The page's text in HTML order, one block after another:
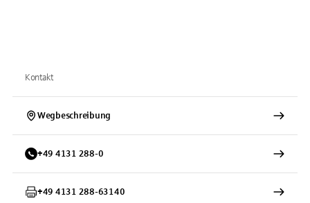
Kontakt
Wegbeschreibung
+49 4131 288-0
+49 4131 288-63140